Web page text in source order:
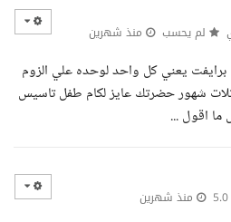
لم يحسب منذ شهرين
يعني كل واحد لوحده علي الزوم
شهور حضرتك عايز لكام طفل تاسيس
اقول ...
منذ شهرين